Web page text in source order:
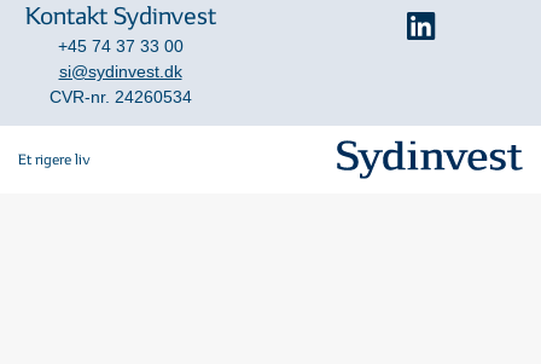
Kontakt Sydinvest
+45 74 37 33 00
si@sydinvest.dk
CVR-nr. 24260534
Et rigere liv